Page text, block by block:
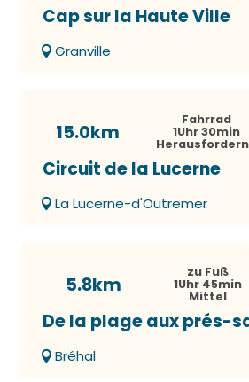
Cap sur la Haute Ville
Granville
15.0km
Fahrrad
1Uhr 30min
Circuit de la Lucerne
La Lucerne-d'Outremer
5.8km
zu Fuß
1Uhr 45min
Mittel
De la plage aux prés-
Bréhal